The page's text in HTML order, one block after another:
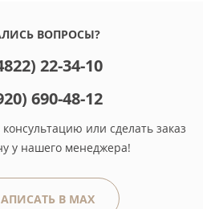
ВОПРОСЫ?
22-34-10
690-48-12
или сделать заказ
у нашего менеджера!
В MAX